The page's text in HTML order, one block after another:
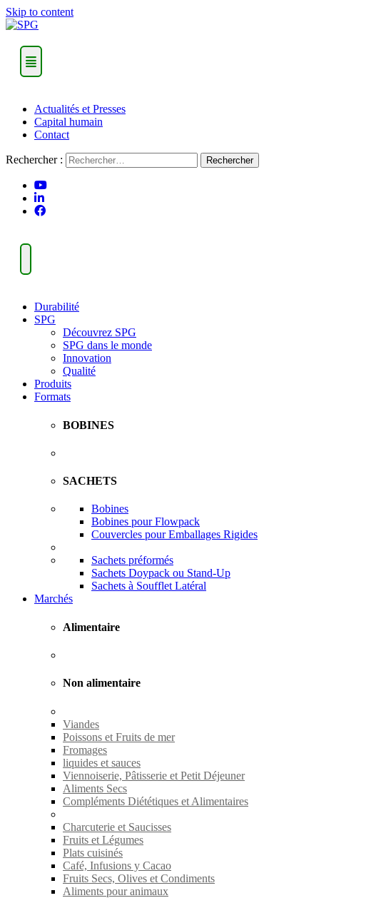
Skip to content
Actualités et Presses
Capital humain
Contact
Rechercher :
Durabilité
SPG
Découvrez SPG
SPG dans le monde
Innovation
Qualité
Produits
Formats
BOBINES
SACHETS
Bobines
Bobines pour Flowpack
Couvercles pour Emballages Rigides
Sachets préformés
Sachets Doypack ou Stand-Up
Sachets à Soufflet Latéral
Marchés
Alimentaire
Non alimentaire
Viandes
Poissons et Fruits de mer
Fromages
liquides et sauces
Viennoiserie, Pâtisserie et Petit Déjeuner
Aliments Secs
Compléments Diététiques et Alimentaires
Charcuterie et Saucisses
Fruits et Légumes
Plats cuisinés
Café, Infusions y Cacao
Fruits Secs, Olives et Condiments
Aliments pour animaux